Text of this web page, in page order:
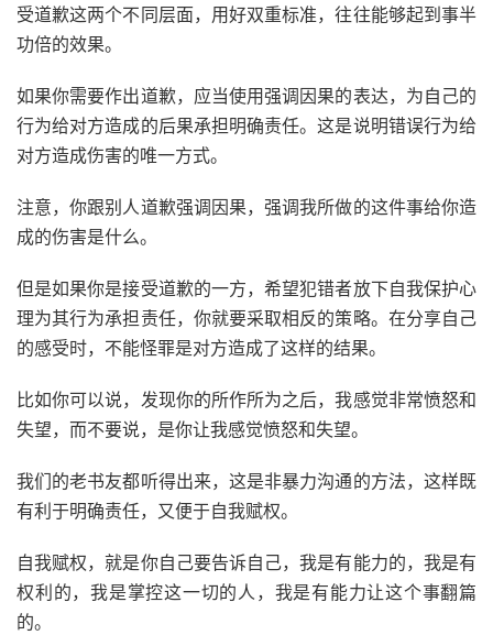
受道歉这两个不同层面，用好双重标准，往往能够起到事半
功倍的效果。
如果你需要作出道歉，应当使用强调因果的表达，为自己的
行为给对方造成的后果承担明确责任。这是说明错误行为给
对方造成伤害的唯一方式。
注意，你跟别人道歉强调因果，强调我所做的这件事给你造
成的伤害是什么。
但是如果你是接受道歉的一方，希望犯错者放下自我保护心
理为其行为承担责任，你就要采取相反的策略。在分享自己
的感受时，不能怪罪是对方造成了这样的结果。
比如你可以说，发现你的所作所为之后，我感觉非常愤怒和
失望，而不要说，是你让我感觉愤怒和失望。
我们的老书友都听得出来，这是非暴力沟通的方法，这样既
有利于明确责任，又便于自我赋权。
自我赋权，就是你自己要告诉自己，我是有能力的，我是有
权利的，我是掌控这一切的人，我是有能力让这个事翻篇
的。